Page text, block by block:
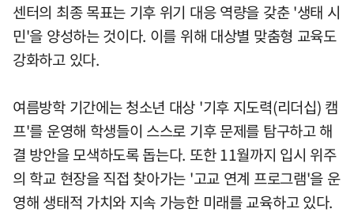
센터의 최종 목표는 기후 위기 대응 역량을 갖춘 '생태 시
민'을 양성하는 것이다. 이를 위해 대상별 맞춤형 교육도
강화하고 있다.
여름방학 기간에는 청소년 대상 '기후 지도력(리더십) 캠
프'를 운영해 학생들이 스스로 기후 문제를 탐구하고 해
결 방안을 모색하도록 돕는다. 또한 11월까지 입시 위주
의 학교 현장을 직접 찾아가는 '고교 연계 프로그램'을 운
영해 생태적 가치와 지속 가능한 미래를 교육하고 있다.